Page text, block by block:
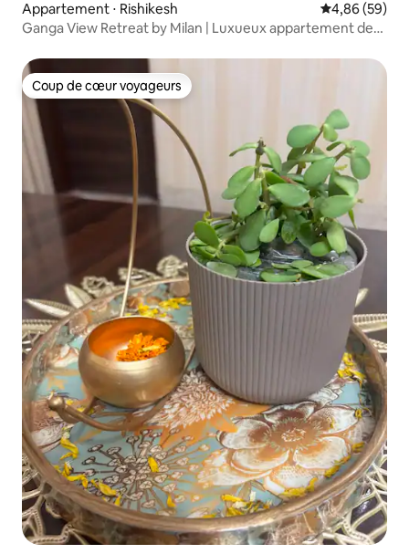
Appartement ⋅ Rishikesh Évaluation
4,86 (59)
Ganga View Retreat by Milan | Luxueux appartement de
Coup de cœur voyageurs
Coup de cœur voyageurs